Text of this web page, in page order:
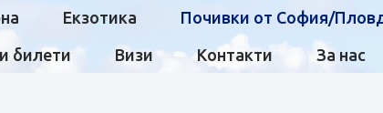
Екзотика Почивки от София/
билети Визи Контакти За нас